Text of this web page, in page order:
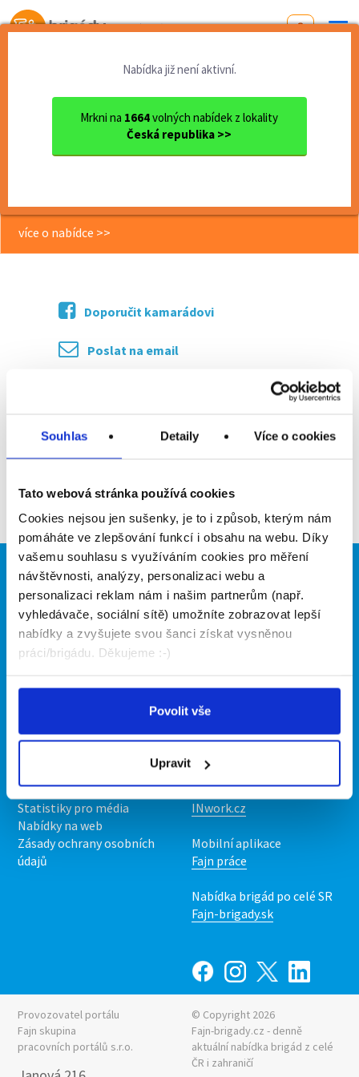
Souhlas Detaily Více o cookies
Tato webová stránka používá cookies
Cookies nejsou jen sušenky, je to i způsob, kterým nám
pomáháte ve zlepšování funkcí i obsahu na webu. Díky
vašemu souhlasu s využíváním cookies pro měření
návštěvnosti, analýzy, personalizaci webu a
personalizaci reklam nám i našim partnerům (např.
vyhledávače, sociální sítě) umožníte zobrazovat lepší
nabídky a zvyšujete svou šanci získat vysněnou
práci/brigádu. Děkujeme :-)
Povolit vše
Upravit
Od první brigády
Nabídka již není aktivní.
Mrkni na 1664volných nabídek z lokality
Česká republika >>
Liberecký kraj okres Liberec
Přivýdělek s kosmetikou Ori...
Přivýdělek s kosmetikou Oriflame,
více o nabídce >>
Doporučit kamarádovi
Poslat na email
Zpět
Brigádníci
Články
Hledané brigády
Firmy
Vložit inzerát
Ceník
Kontakt
Upravit předvolby cookies
Statistiky pro média
Nabídky na web
Zásady ochrany osobních
údajů
Naše další projekty
Mobilní aplikace
Nabídka práce z celé ČR
INwork.cz
Mobilní aplikace
Fajn práce
Nabídka brigád po celé SR
Fajn-brigady.sk
Provozovatel portálu
Fajn skupina
pracovních portálů s.r.o.
© Copyright 2026
Fajn-brigady.cz - denně
aktuální nabídka brigád z celé
ČR i zahraničí